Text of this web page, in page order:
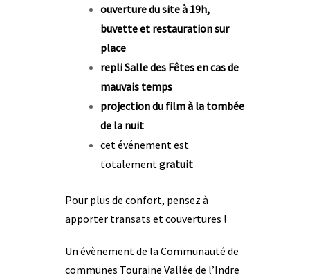
ouverture du site à 19h,
buvette et restauration sur
place
repli Salle des Fêtes en cas de
mauvais temps
projection du film à la tombée
de la nuit
cet événement est
totalement gratuit
Pour plus de confort, pensez à
apporter transats et couvertures !
Un évènement de la Communauté de
communes Touraine Vallée de l’Indre